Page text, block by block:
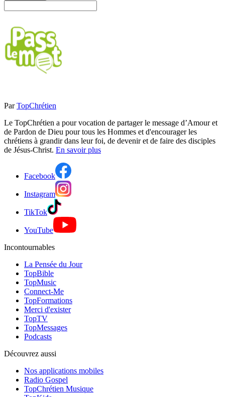
Par TopChrétien
Le TopChrétien a pour vocation de partager le message d’Amour et
de Pardon de Dieu pour tous les Hommes et d'encourager les
chrétiens à grandir dans leur foi, de devenir et de faire des disciples
de Jésus-Christ. En savoir plus
Facebook
Instagram
TikTok
YouTube
Incontournables
La Pensée du Jour
TopBible
TopMusic
Connect-Me
TopFormations
Merci d'exister
TopTV
TopMessages
Podcasts
Découvrez aussi
Nos applications mobiles
Radio Gospel
TopChrétien Musique